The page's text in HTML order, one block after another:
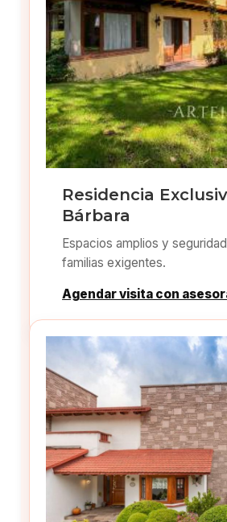
Residencia
Bárbara
Espacios amplios y
familias exigentes.
Agendar visita con